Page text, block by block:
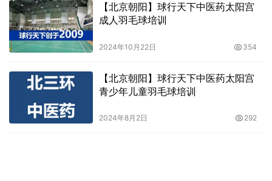
【北京朝阳】球行天下中医药太阳宫
成人羽毛球培训
2024年10月22日 354
【北京朝阳】球行天下中医药太阳宫
青少年儿童羽毛球培训
2024年8月2日 292